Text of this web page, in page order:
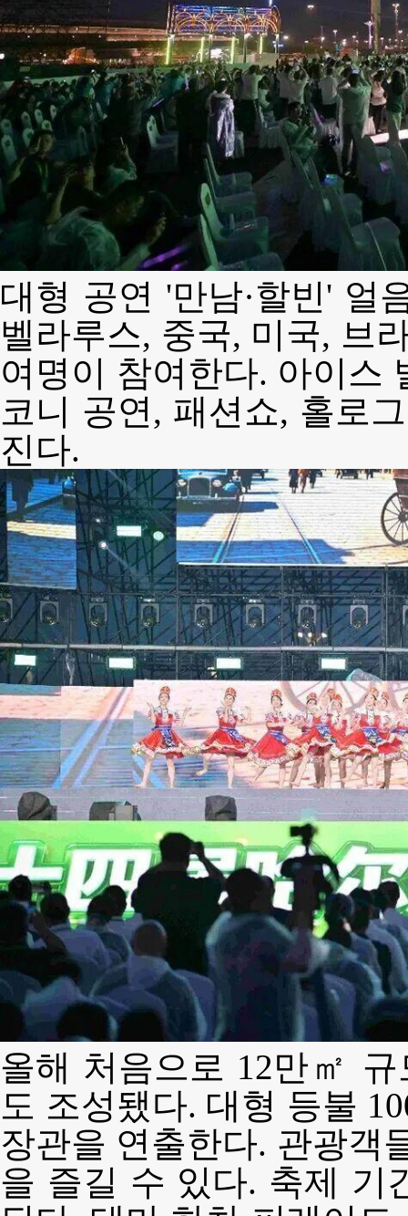
대형 공연 '만남·할빈' 얼
벨라루스, 중국, 미국, 브
여명이 참여한다. 아이스
코니 공연, 패션쇼, 홀로
진다.
올해 처음으로 12만㎡
도 조성됐다. 대형 등불
장관을 연출한다. 관광객
을 즐길 수 있다. 축제 기